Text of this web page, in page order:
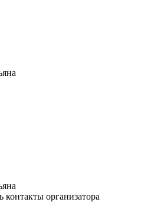
контакты организатора